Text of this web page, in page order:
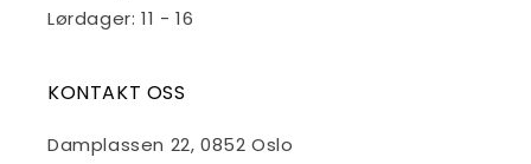
Lørdager: 11 - 16
KONTAKT OSS
Damplassen 22, 0852 Oslo